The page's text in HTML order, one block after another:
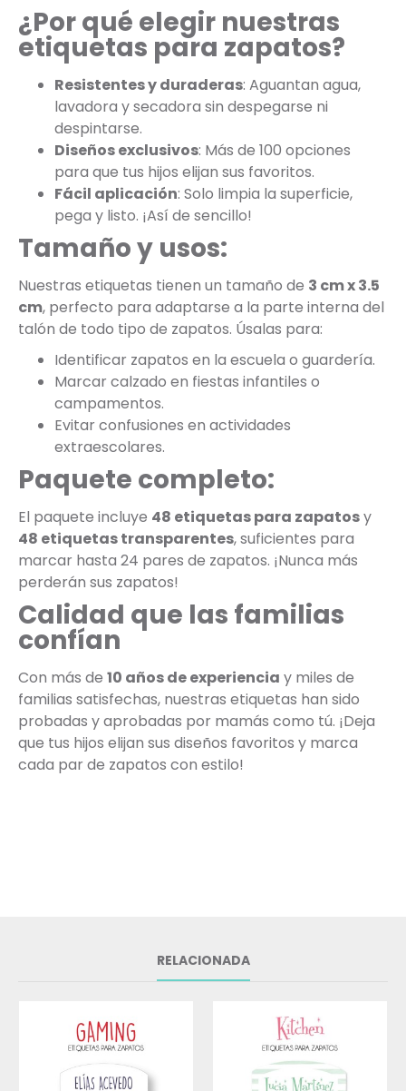
¿Por qué elegir nuestras
etiquetas para zapatos?
Resistentes y duraderas: Aguantan agua,
lavadora y secadora sin despegarse ni
despintarse.
Diseños exclusivos: Más de 100 opciones
para que tus hijos elijan sus favoritos.
Fácil aplicación: Solo limpia la superficie,
pega y listo. ¡Así de sencillo!
Tamaño y usos:
Nuestras etiquetas tienen un tamaño de 3 cm x 3.5
cm, perfecto para adaptarse a la parte interna del
talón de todo tipo de zapatos. Úsalas para:
Identificar zapatos en la escuela o guardería.
Marcar calzado en fiestas infantiles o
campamentos.
Evitar confusiones en actividades
extraescolares.
Paquete completo:
El paquete incluye 48 etiquetas para zapatosy
48 etiquetas transparentes, suficientes para
marcar hasta 24 pares de zapatos. ¡Nunca más
perderán sus zapatos!
Calidad que las familias
confían
Con más de 10 años de experiencia y miles de
familias satisfechas, nuestras etiquetas han sido
probadas y aprobadas por mamás como tú. ¡Deja
que tus hijos elijan sus diseños favoritos y marca
cada par de zapatos con estilo!
RELACIONADA